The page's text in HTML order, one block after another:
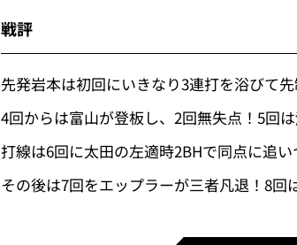
戦評
先発岩本は初回にいきなり3連打を浴びて先
4回からは富山が登板し、2回無失点！5回
打線は6回に太田の左適時2BHで同点に追
その後は7回をエップラーが三者凡退！8回